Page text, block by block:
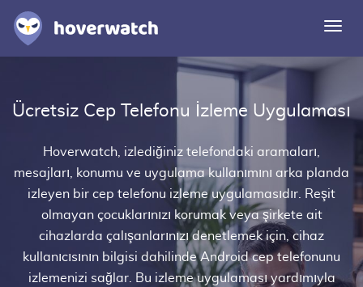
Çözümler
Giriş
Ücretsiz kaydolun
Ücretsiz Cep Telefonu İzleme Uygulaması
Hoverwatch, izlediğiniz telefondaki aramaları,
mesajları, konumu ve uygulama kullanımını arka planda
izleyen bir cep telefonu izlemeuygulamasıdır. Reşit
olmayan çocuklarınızı korumak veya şirkete ait
cihazlarda çalışanlarınızı denetlemek için, cihaz
kullanıcısının bilgisi dahilinde Android cep telefonunu
izlemenizi sağlar. Bu izleme uygulaması yardımıyla